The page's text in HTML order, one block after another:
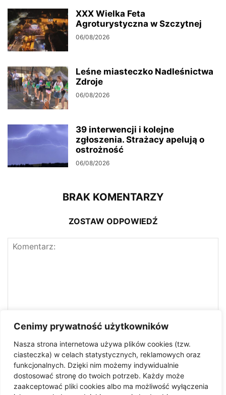
Cenimy prywatność użytkowników
Nasza strona internetowa używa plików cookies (tzw.
ciasteczka) w celach statystycznych, reklamowych oraz
funkcjonalnych. Dzięki nim możemy indywidualnie
dostosować stronę do twoich potrzeb. Każdy może
zaakceptować pliki cookies albo ma możliwość wyłączenia
XXX Wielka Feta
Agroturystyczna w Szczytnej
06/08/2026
Leśne miasteczko Nadleśnictwa
Zdroje
06/08/2026
39 interwencji i kolejne
zgłoszenia. Strażacy apelują o
ostrożność
06/08/2026
BRAK KOMENTARZY
ZOSTAW ODPOWIEDŹ